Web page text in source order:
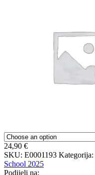
24,90 €
SKU: E0001193 Kategorija:
School 2025
Podijeli na: